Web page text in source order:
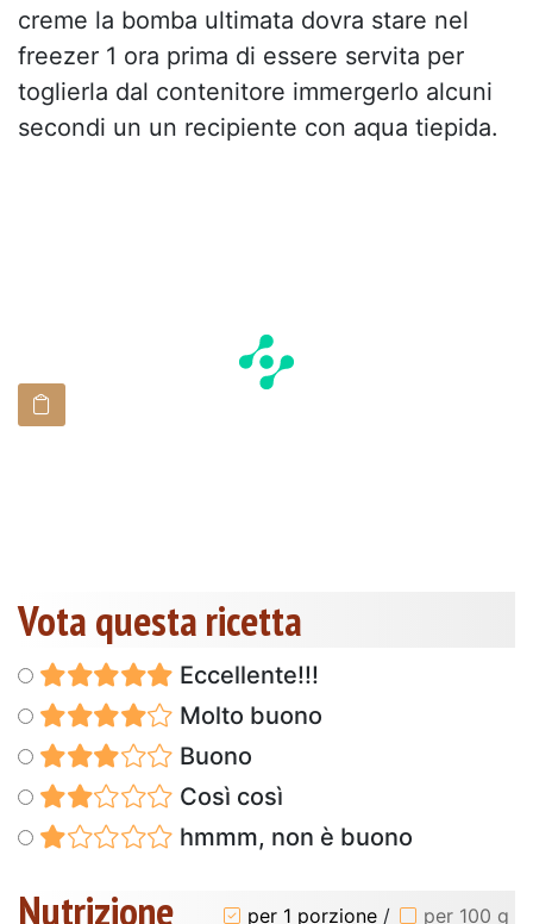
creme la bomba ultimata dovra stare nel
freezer 1 ora prima di essere servita per
toglierla dal contenitore immergerlo alcuni
secondi un un recipiente con aqua tiepida.
Vota questa ricetta
Eccellente!!!
Molto buono
Buono
Così così
hmmm, non è buono
Nutrizione per 1 porzione / per 100 g